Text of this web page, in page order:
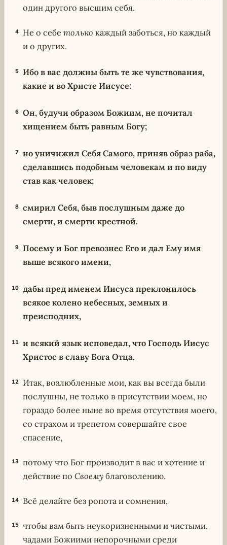
один другого высшим себя.
4 Не о себе только каждый заботься, но каждый
и о других.
5 Ибо в вас должны быть те же чувствования,
какие и во Христе Иисусе:
6 Он, будучи образом Божиим, не почитал
хищением быть равным Богу;
7 но уничижил Себя Самого, приняв образ раба,
сделавшись подобным человекам и по виду
став как человек;
8 смирил Себя, быв послушным даже до
смерти, и смерти крестной.
9 Посему и Бог превознес Его и дал Ему имя
выше всякого имени,
10 дабы пред именем Иисуса преклонилось
всякое колено небесных, земных и
преисподних,
11 и всякий язык исповедал, что Господь Иисус
Христос в славу Бога Отца.
12 Итак, возлюбленные мои, как вы всегда были
послушны, не только в присутствии моем, но
гораздо более ныне во время отсутствия моего,
со страхом и трепетом совершайте свое
спасение,
13 потому что Бог производит в вас и хотение и
действие по Своему благоволению.
14 Всё делайте без ропота и сомнения,
15 чтобы вам быть неукоризненными и чистыми,
чадами Божиими непорочными среди